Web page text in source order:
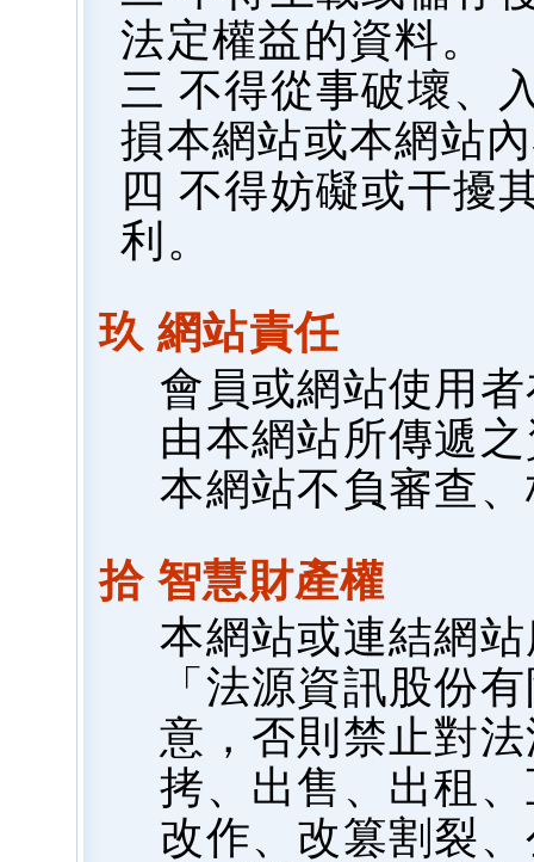
法定權益的資料。
三 不得從事破壞、
損本網站或本網站
四 不得妨礙或干擾
利。
玖 網站責任
會員或網站使用
由本網站所傳遞
本網站不負審查
拾 智慧財產權
本網站或連結網
「法源資訊股份
意，否則禁止對
拷、出售、出租
改作、改篡割裂